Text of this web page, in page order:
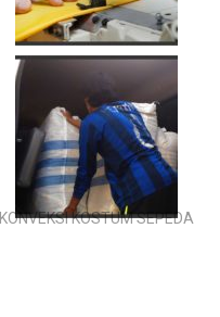
KONVEKSI KOSTUM SEPEDA